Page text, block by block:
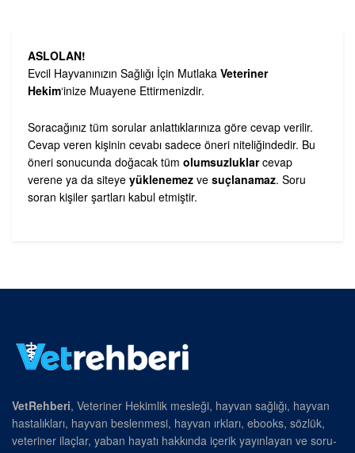
ASLOLAN!
Evcil Hayvanınızın Sağlığı İçin Mutlaka Veteriner
Hekim‘inize Muayene Ettirmenizdir.
Soracağınız tüm sorular anlattıklarınıza göre cevap verilir.
Cevap veren kişinin cevabı sadece öneri niteliğindedir. Bu
öneri sonucunda doğacak tüm olumsuzluklarcevap
verene ya da siteye yüklenemez ve suçlanamaz. Soru
soran kişiler şartları kabul etmiştir.
VetRehberi, Veteriner Hekimlik mesleği, hayvan sağlığı, hayvan
hastalıkları, hayvan beslenmesi, hayvan ırkları, ebooks, sözlük,
veteriner ilaçlar, yaban hayatı hakkında içerik yayınlayan ve soru-